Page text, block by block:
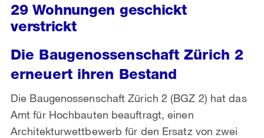
29 Wohnungen geschickt
verstrickt
Die Baugenossenschaft Zürich 2
erneuert ihren Bestand
Die Baugenossenschaft Zürich 2 (BGZ 2) hat das
Amt für Hochbauten beauftragt, einen
Architekturwettbewerb für den Ersatz von zwei